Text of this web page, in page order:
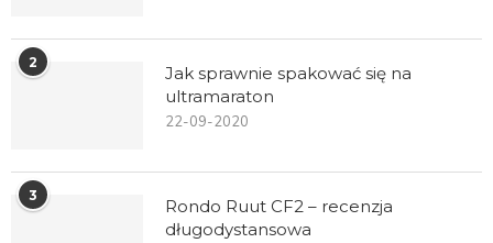
2
Jak sprawnie spakować się na
ultramaraton
22-09-2020
3
Rondo Ruut CF2 – recenzja
długodystansowa